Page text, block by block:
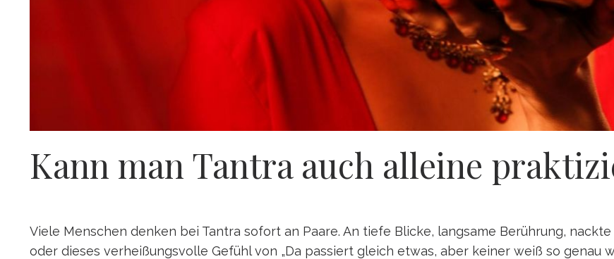
Kann man Tantra auch alleine
Viele Menschen denken bei Tantra sofort an Paare. An tiefe Blicke, langsame Berührung,
oder dieses verheißungsvolle Gefühl von „Da passiert gleich etwas, aber keiner weiß so genau